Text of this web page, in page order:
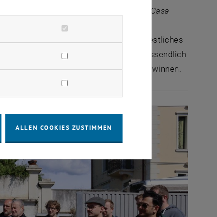
La Casa
Schweinekeulen aus ausgesuchten
als erstes in die Presse, wo restliches
einige Wochen in Kühlräumen. Schlussendlich
San Daniele Geschmack gewinnen.
ALLEN COOKIES ZUSTIMMEN